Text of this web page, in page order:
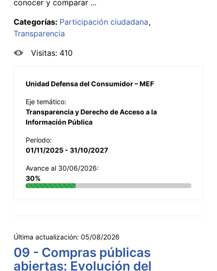
conocer y comparar ...
Categorías: Participación ciudadana
Transparencia
Visitas: 410
Unidad Defensa del Consumidor – MEF
Eje temático:
Transparencia y Derecho de Acceso a la
Información Pública
Período:
01/11/2025 - 31/10/2027
Avance al 30/06/2026:
30%
Última actualización: 05/08/2026
09 - Compras públicas
abiertas: Evolución del